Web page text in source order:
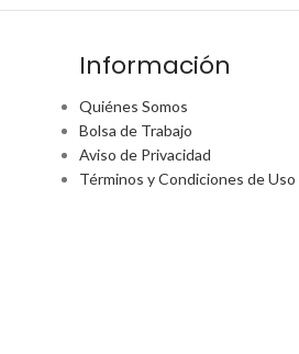
Información
Quiénes Somos
Bolsa de Trabajo
Aviso de Privacidad
Términos y Condiciones de Uso